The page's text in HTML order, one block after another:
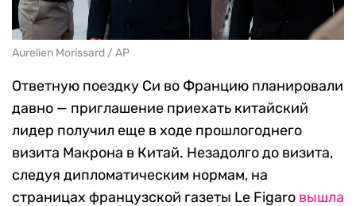
Aurelien Morissard / AP
Ответную поездку Си во Францию планировали
давно — приглашение приехать китайский
лидер получил еще в ходе прошлогоднего
визита Макрона в Китай. Незадолго до визита,
следуя дипломатическим нормам, на
страницах французской газеты Le Figaro вышла